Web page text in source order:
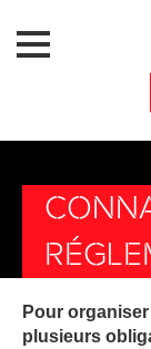
main
Pour
plusieurs